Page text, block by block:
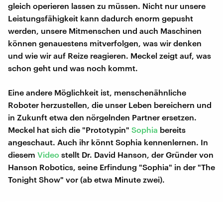
gleich operieren lassen zu müssen. Nicht nur unsere
Leistungsfähigkeit kann dadurch enorm gepusht
werden, unsere Mitmenschen und auch Maschinen
können genauestens mitverfolgen, was wir denken
und wie wir auf Reize reagieren. Meckel zeigt auf, was
schon geht und was noch kommt.
Eine andere Möglichkeit ist, menschenähnliche
Roboter herzustellen, die unser Leben bereichern und
in Zukunft etwa den nörgelnden Partner ersetzen.
Meckel hat sich die "Prototypin" Sophia bereits
angeschaut. Auch ihr könnt Sophia kennenlernen. In
diesem Video stellt Dr. David Hanson, der Gründer von
Hanson Robotics, seine Erfindung "Sophia" in der "The
Tonight Show" vor (ab etwa Minute zwei).